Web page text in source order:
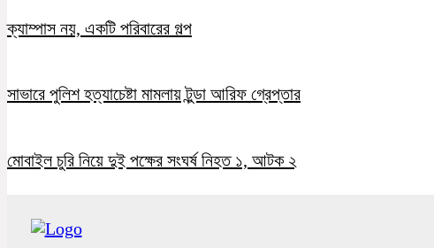
ক্যাম্পাস নয়, একটি পরিবারের গল্প
সাভারে পুলিশ হত্যাচেষ্টা মামলায় টুন্ডা আরিফ গ্রেপ্তার
মোবাইল চুরি নিয়ে দুই পক্ষের সংঘর্ষ নিহত ১, আটক ২